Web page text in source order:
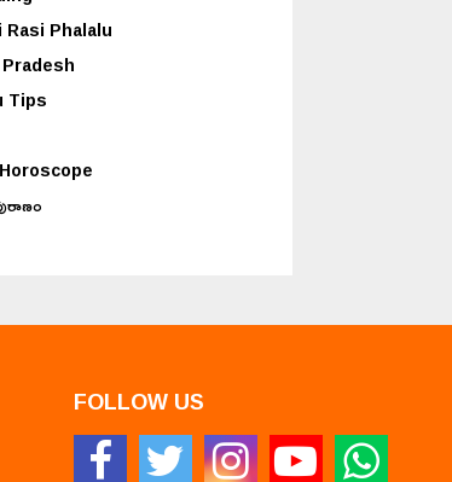
Rasi Phalalu
Tips
FOLLOW US